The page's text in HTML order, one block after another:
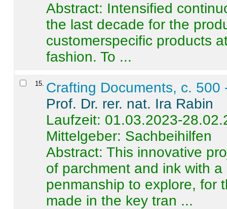
Abstract: Intensified
the last decade for the
customerspecific products
fashion. To ...
15 Crafting Documents, c. 500
Prof. Dr. rer. nat. Ira Rabin
Laufzeit: 01.03.2023-
Mittelgeber: Sachbeihilfen
Abstract:This innovative
of parchment and ink with
penmanship to explore, for
made in the key tran ...